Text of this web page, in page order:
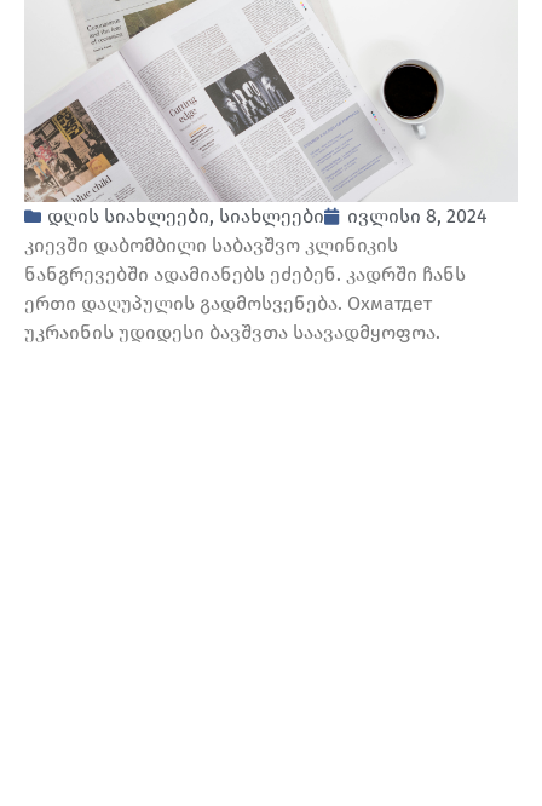
დღის სიახლეები, სიახლეები
ივლისი 8, 2024
კიევში დაბომბილი საბავშვო კლინიკის
ნანგრევებში ადამიანებს ეძებენ. კადრში ჩანს
ერთი დაღუპულის გადმოსვენება. Охматдет
უკრაინის უდიდესი ბავშვთა საავადმყოფოა.